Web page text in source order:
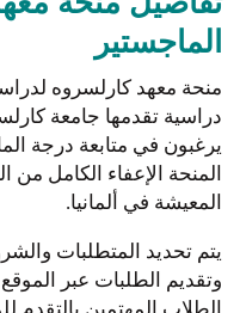
الماجستير
منحة معهد كارلسروه
دراسية تقدمها جامعة
يرغبون في متابعة درجة
المنحة الإعفاء الكامل
المعيشة في ألمانيا.
يتم تحديد المتطلبات
وتقديم الطلبات عبر